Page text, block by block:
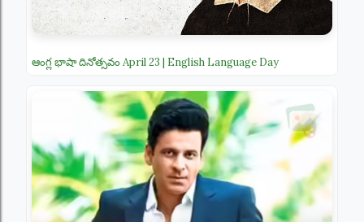
ఆంగ్ల భాషా దినోత్సవం April 23 | English Language Day